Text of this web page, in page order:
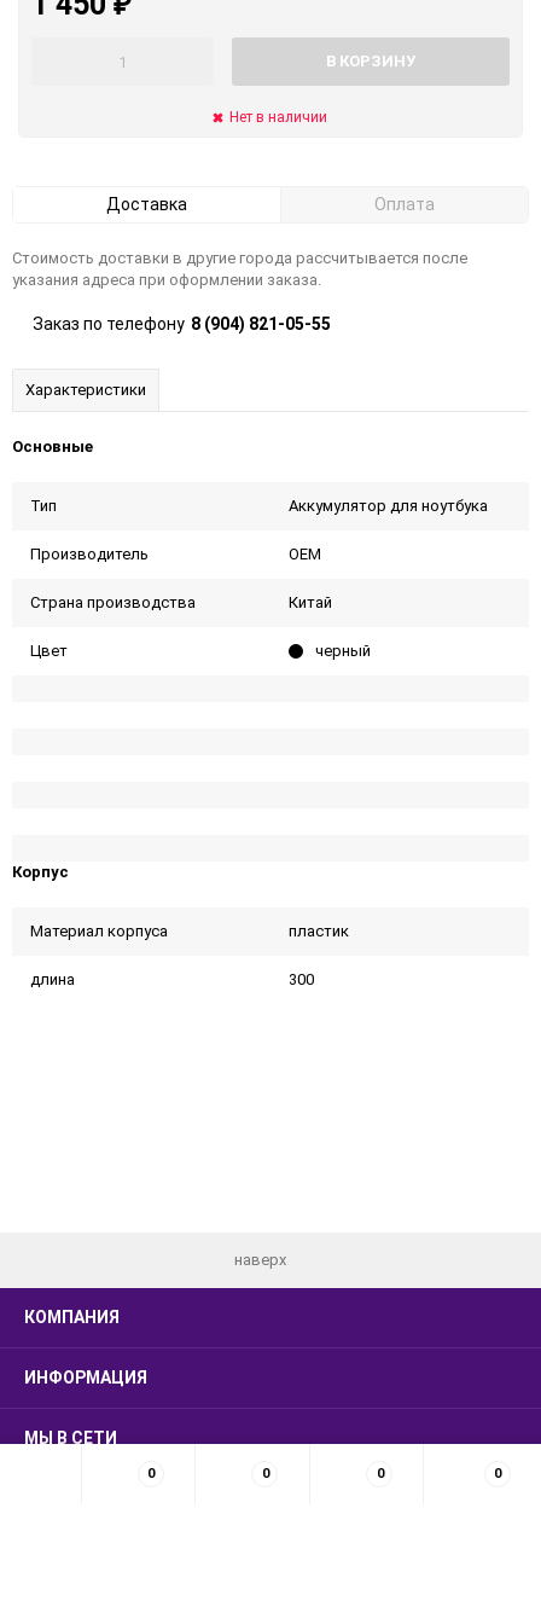
В КОРЗИНУ
Нет в наличии
Доставка Оплата
Стоимость доставки в другие города рассчитывается после
указания адреса при оформлении заказа.
Заказ по телефону 8 (904) 821-05-55
Характеристики
Основные
Тип Аккумулятор для ноутбука
Производитель OEM
Страна производства Китай
Цвет черный
Корпус
Материал корпуса пластик
длина 300
наверх
КОМПАНИЯ
ИНФОРМАЦИЯ
МЫ В СЕТИ
0 0 0 0